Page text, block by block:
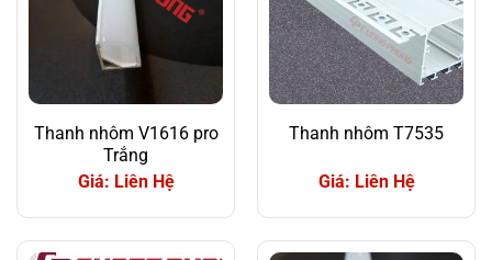
Thanh nhôm V1616 pro
Trắng
Giá: Liên Hệ
Thanh nhôm T7535
Giá: Liên Hệ